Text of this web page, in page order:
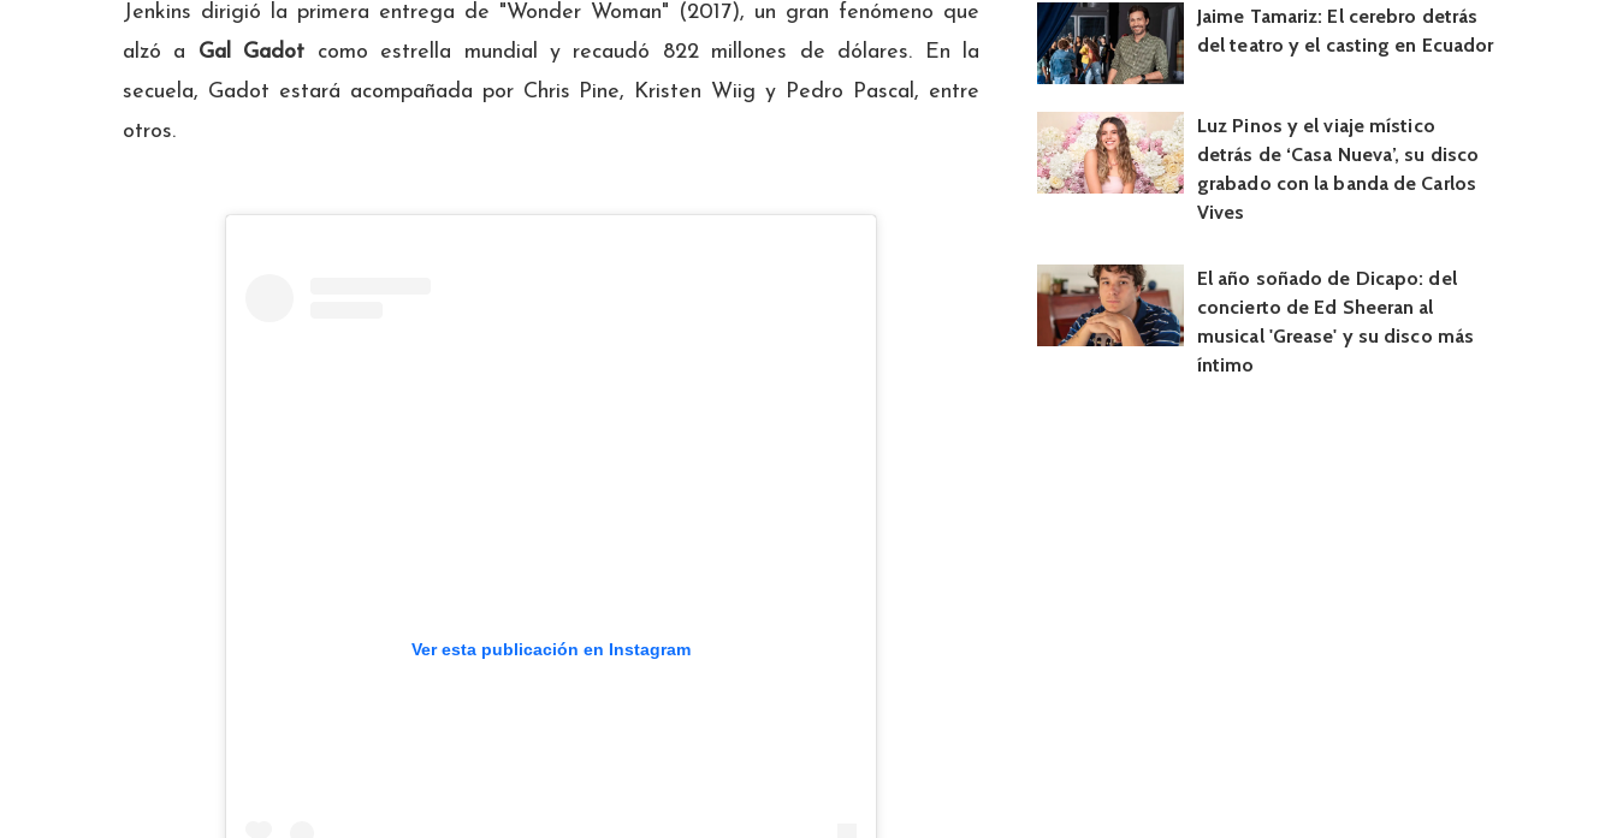
Jenkins dirigió la primera entrega de "Wonder Woman" (2017), un gran fenómeno que
alzó a Gal Gadot como estrella mundial y recaudó 822 millones de dólares. En la
secuela, Gadot estará acompañada por Chris Pine, Kristen Wiig y Pedro Pascal, entre
otros.
Ver esta publicación en Instagram
Jaime Tamariz: El cerebro detrás
del teatro y el casting en Ecuador
Luz Pinos y el viaje místico
detrás de ‘Casa Nueva’, su disco
grabado con la banda de Carlos
Vives
El año soñado de Dicapo: del
concierto de Ed Sheeran al
musical 'Grease' y su disco más
íntimo